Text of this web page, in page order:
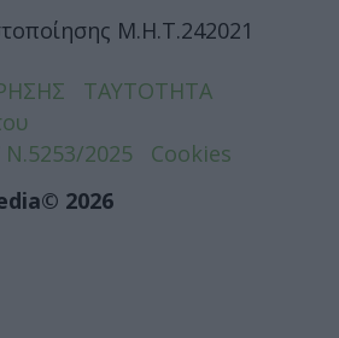
Μ.Η.Τ.242021
ΤΑΥΤΟΤΗΤΑ
2025
Cookies
2026